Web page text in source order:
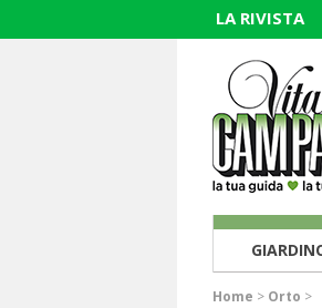
LA RIVISTA
Home > Orto >